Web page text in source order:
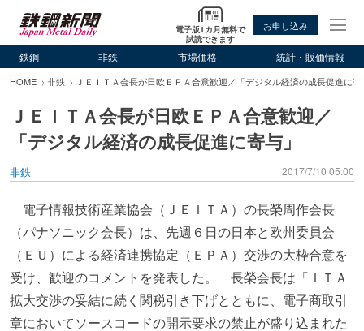
電子版1カ月無料で
試読できます
お申し込み
鉄鋼 非鉄 市場価格 統計・販価情報
HOME 非鉄 ＪＥＩＴＡ会長が日欧ＥＰＡ合意歓迎／「デジタル経済の成長促進に
ＪＥＩＴＡ会長が日欧ＥＰＡ合意歓迎／
「デジタル経済の成長促進に寄与」
非鉄 2017/7/10 05:00
電子情報技術産業協会（ＪＥＩＴＡ）の長榮周作会長
（パナソニック会長）は、先週６日の日本と欧州委員会
（ＥＵ）による経済連携協定（ＥＰＡ）交渉の大枠合意を
受け、歓迎のコメントを発表した。 長榮会長は「ＩＴＡ
拡大交渉の妥結に続く関税引き下げとともに、電子商取引
章においてソースコードの開示要求の禁止が盛り込まれた